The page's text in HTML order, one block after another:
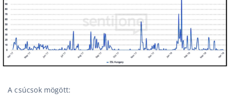
A csúcsok mögött: